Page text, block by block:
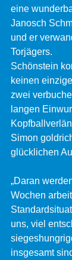
eine
Janosch
und er
Torjägers.
Schönstein
keinen
zwei
langen
Simon
glücklichen
„Daran
Wochen
uns, viel
insgesamt